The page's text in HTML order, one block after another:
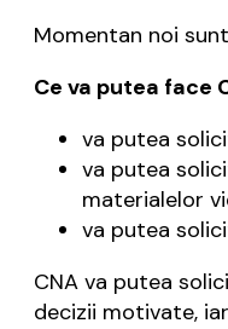
Momentan noi
Ce va putea face
va putea
va putea
materialelor
va putea
CNA va putea
decizii motivate,